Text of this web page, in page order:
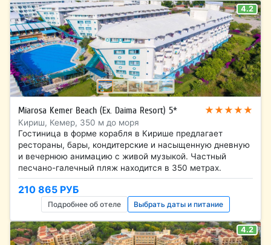
4.2
Miarosa Kemer Beach (Ex. Daima Resort) 5* ★★★★★
Кириш, Кемер, 350 м до моря
Гостиница в форме корабля в Кирише предлагает
рестораны, бары, кондитерские и насыщенную дневную
и вечернюю анимацию с живой музыкой. Частный
песчано-галечный пляж находится в 350 метрах.
210 865 РУБ
Подробнее об отеле Выбрать даты и питание
4.2